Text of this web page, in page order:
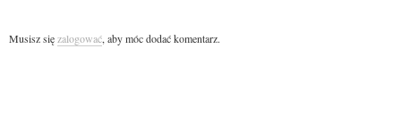
Musisz sięzalogować, aby móc dodać komentarz.